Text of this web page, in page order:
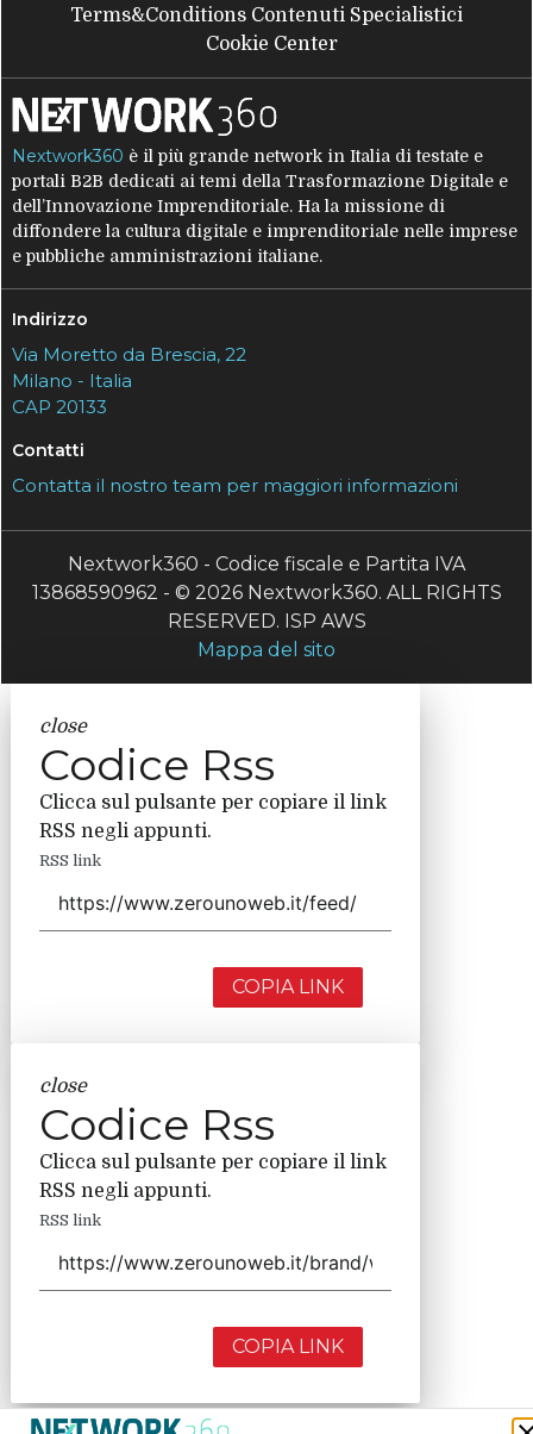
Terms&Conditions Contenuti Specialistici
Cookie Center
Nextwork360 è il più grande network in Italia di testate e
portali B2B dedicati ai temi della Trasformazione Digitale e
dell’Innovazione Imprenditoriale. Ha la missione di
diffondere la cultura digitale e imprenditoriale nelle imprese
e pubbliche amministrazioni italiane.
Indirizzo
Via Moretto da Brescia, 22
Milano - Italia
CAP 20133
Contatti
Contatta il nostro team per maggiori informazioni
Nextwork360 - Codice fiscale e Partita IVA
13868590962 - © 2026 Nextwork360. ALL RIGHTS
RESERVED. ISP AWS
Mappa del sito
close
Codice Rss
Clicca sul pulsante per copiare il link
RSS negli appunti.
RSS link
COPIA LINK
close
Codice Rss
Clicca sul pulsante per copiare il link
RSS negli appunti.
RSS link
COPIA LINK